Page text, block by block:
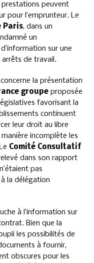
prestations peuvent
pour l’emprunteur. Le
Paris, dans un
un
sur une
de travail.
la présentation
groupe proposée
favorisant la
continuent
leur droit au libre
incomplète les
Comité Consultatif
dans son rapport
pas
la délégation
à l’information sur
Bien que la
les possibilités de
à fournir,
obscures pour les